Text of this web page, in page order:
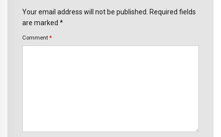
Your email address will not be published. Required fields
are marked *
Comment *